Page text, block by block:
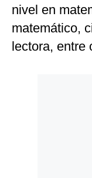
nivel en
matemático,
lectora, entre